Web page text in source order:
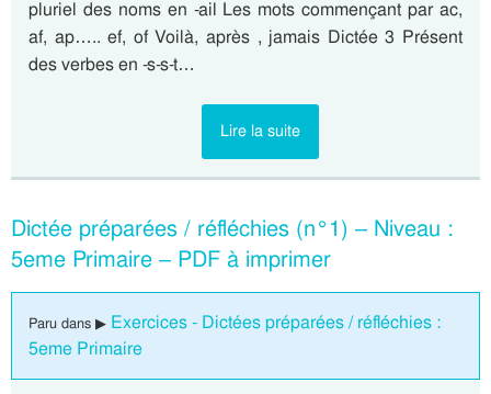
pluriel des noms en -ail Les mots commençant par ac,
af, ap….. ef, of Voilà, après , jamais Dictée 3 Présent
des verbes en -s-s-t…
Lire la suite
Dictée préparées / réfléchies (n°1) – Niveau :
5eme Primaire – PDF à imprimer
Paru dans ▶ Exercices - Dictées préparées / réfléchies :
5eme Primaire